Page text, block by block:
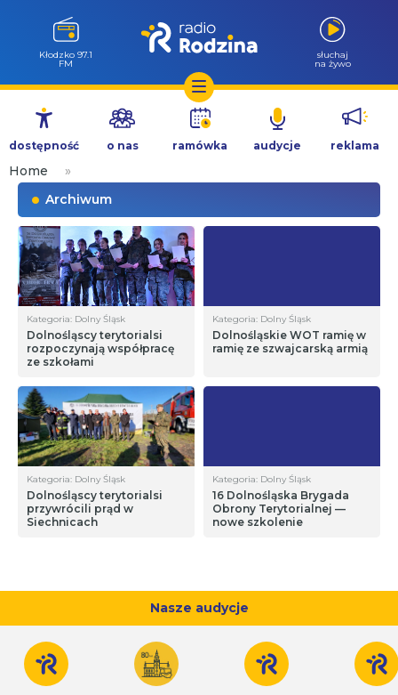
Przejdź
treści
Kłodzko 97.1
FM
słuchaj
na żywo
dostępność o nas ramówka audycje reklama
Home
»
Archiwum
Kategoria: Dolny Śląsk
Dolnośląscy terytorialsi
rozpoczynają współpracę
ze szkołami
Kategoria: Dolny Śląsk
Dolnośląskie WOT ramię w
ramię ze szwajcarską armią
Kategoria: Dolny Śląsk
Dolnośląscy terytorialsi
przywrócili prąd w
Siechnicach
Kategoria: Dolny Śląsk
16 Dolnośląska Brygada
Obrony Terytorialnej —
nowe szkolenie
Nasze audycje